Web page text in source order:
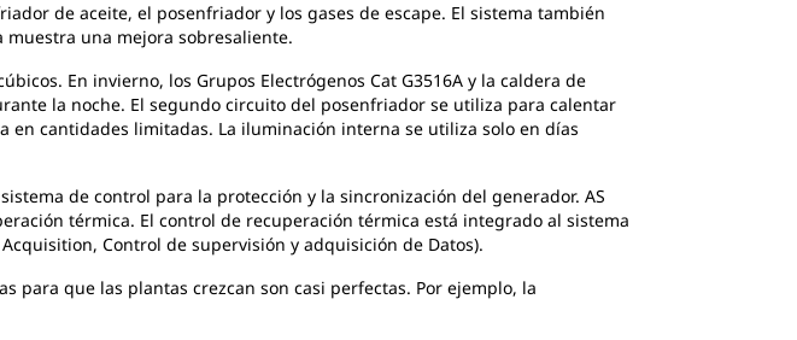
de aceite, el posenfriador y los gases de escape. El sistema también
una mejora sobresaliente.
En invierno, los Grupos Electrógenos Cat G3516A y la caldera de
la noche. El segundo circuito del posenfriador se utiliza para calentar
en cantidades limitadas. La iluminación interna se utiliza solo en días
de control para la protección y la sincronización del generador. AS
térmica. El control de recuperación térmica está integrado al sistema
Control de supervisión y adquisición de Datos).
para que las plantas crezcan son casi perfectas. Por ejemplo, la